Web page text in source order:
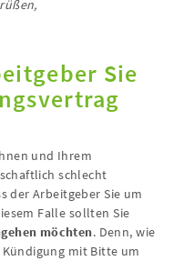
Sie
und Ihrem
schlecht
der Arbeitgeber Sie um
Falle sollten Sie
möchten. Denn, wie
mit Bitte um